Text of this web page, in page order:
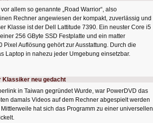
allem so genannte „Road Warrior“, also
Rechner angewiesen der kompakt, zuverlässig und
Klasse ist der Dell Lattitude 7390. Ein neuster Core i5
256 GByte SSD Festplatte und ein matter
Pixel Auflösung gehört zur Ausstattung. Durch die
Laptop in nahezu jeder Umgebung einsetzbar.
Klassiker neu gedacht
in Taiwan gegründet Wurde, war PowerDVD das
damals Videos auf dem Rechner abgespielt werden
hat sich das Programm zu einer universellen